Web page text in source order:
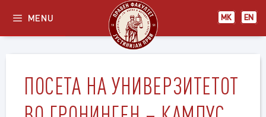
content
МК EN
MENU
ПОСЕТА НА УНИВЕРЗИТЕТОТ